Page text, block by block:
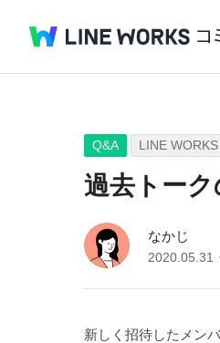
Q&A LINE WORKS
過去トー
なかじ
2020.05.31
新しく招待したメン